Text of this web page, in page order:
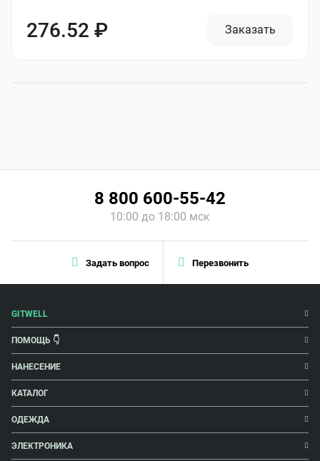
276.52 ₽ Заказать
Задать вопрос Перезвонить
8 800 600-55-42
10:00 до 18:00 мск
GITWELL
ПОМОЩЬ 👇
НАНЕСЕНИЕ
КАТАЛОГ
ОДЕЖДА
ЭЛЕКТРОНИКА